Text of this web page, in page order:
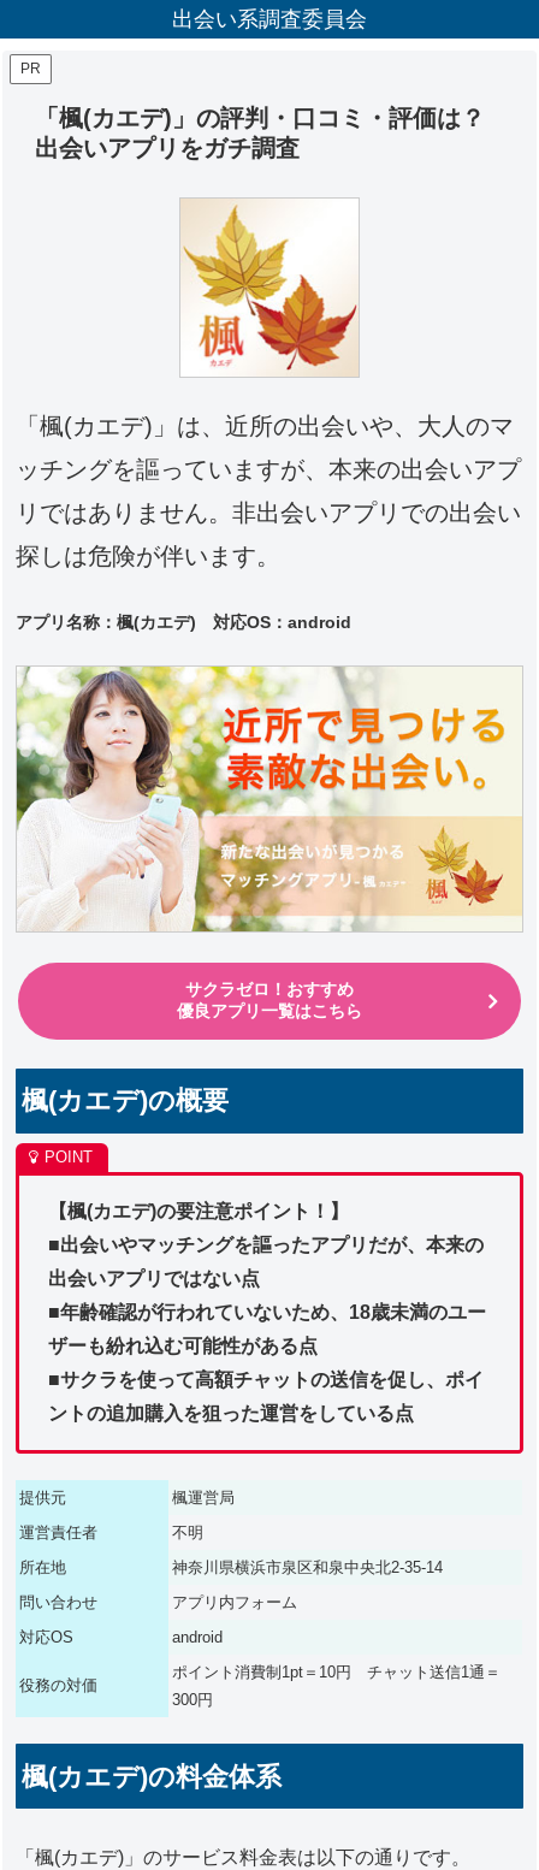
出会い系調査委員会
PR
「楓(カエデ)」の評判・口コミ・評価は？
出会いアプリをガチ調査
「楓(カエデ)」は、近所の出会いや、大人のマ
ッチングを謳っていますが、本来の出会いアプ
リではありません。非出会いアプリでの出会い
探しは危険が伴います。
アプリ名称：楓(カエデ) 対応OS：android
サクラゼロ！おすすめ
優良アプリ一覧はこちら
楓(カエデ)の概要
【楓(カエデ)の要注意ポイント！】
■出会いやマッチングを謳ったアプリだが、本来の
出会いアプリではない点
■年齢確認が行われていないため、18歳未満のユー
ザーも紛れ込む可能性がある点
■サクラを使って高額チャットの送信を促し、ポイ
ントの追加購入を狙った運営をしている点
提供元
楓運営局
運営責任者
不明
所在地
神奈川県横浜市泉区和泉中央北2-35-14
問い合わせ
アプリ内フォーム
対応OS
android
役務の対価
ポイント消費制1pt＝10円 チャット送信1通＝
300円
楓(カエデ)の料金体系
「楓(カエデ)」のサービス料金表は以下の通りです。